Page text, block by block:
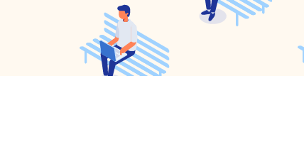
ービス内容・特徴